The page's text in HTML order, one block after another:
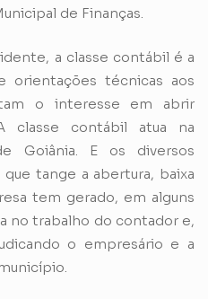
de Finanças.
a classe contábil é a
orientações técnicas aos
o interesse em abrir
classe contábil atua na
Goiânia. E os diversos
tange a abertura, baixa
tem gerado, em alguns
no trabalho do contador e,
o empresário e a